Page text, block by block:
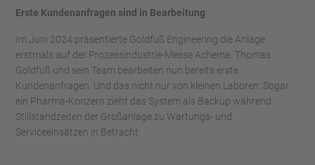
Erste Kundenanfragen sind in Bearbeitung
Im Juni 2024 präsentierte Goldfuß Engineering die Anlage
erstmals auf der Prozessindustrie-Messe Achema. Thomas
Goldfuß und sein Team bearbeiten nun bereits erste
Kundenanfragen. Und das nicht nur von kleinen Laboren: Sogar
ein Pharma-Konzern zieht das System als Backup während
Stillstandzeiten der Großanlage zu Wartungs- und
Serviceeinsätzen in Betracht.